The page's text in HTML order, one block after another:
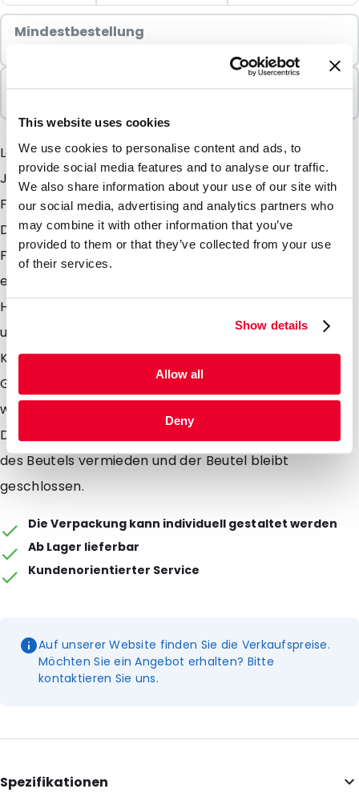
This website uses cookies
We use cookies to personalise content and ads, to
provide social media features and to analyse our traffic.
We also share information about your use of our site with
our social media, advertising and analytics partners who
may combine it with other information that you’ve
provided to them or that they’ve collected from your use
of their services.
Show details
Allow all
Deny
Mindestbestellung
In Paketen verkauft
Lamizp Colour -der bekannte Lamizip in einer neuen
Jacke. Dieser Stehbodenbeutel ist in verschiedenen
Farben wie gold, weiss, schwarz und silber erhältlich.
Durch die Kombination mit den einzigartigen matten
Farben und den Eigenschaften des Lamizip, haben Sie
eine chique und zeitgenössiche Verpackung in Ihren
Händen. Versehen den Beutel noch mit einem Ventil
und sie können diesen einzigartigen Beutel als
Kaffeeverpackung nutzen. Das Ventil sorgt dafür das
Gass wie CO2 die durch die Kaffeebohnen produziert
werden, aus der Verpackung entweichen können.
Dadurch wird eine Überdruck und somit ein Platzen
des Beutels vermieden und der Beutel bleibt
geschlossen.
Die Verpackung kann individuell gestaltet werden
Ab Lager lieferbar
Kundenorientierter Service
Auf unserer Website finden Sie die Verkaufspreise.
Möchten Sie ein Angebot erhalten? Bitte
kontaktieren Sie uns.
Spezifikationen